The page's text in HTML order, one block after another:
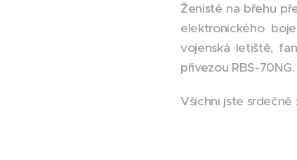
Ženisté na břehu
elektronického
vojenská letiště,
přivezou RBS-70NG.
Všichni jste srdečně